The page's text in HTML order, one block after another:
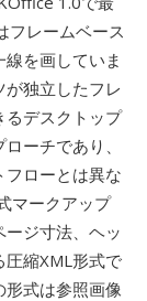
フレームベース
を画していま
独立したフレ
るデスクトップ
ーチであり、
ローとは異な
マークアップ
ジ寸法、ヘッ
圧縮XML形式で
形式は参照画像